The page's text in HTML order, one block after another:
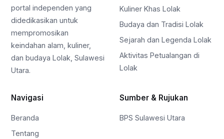
portal independen yang
didedikasikan untuk
mempromosikan
keindahan alam, kuliner,
dan budaya Lolak, Sulawesi
Utara.
Kuliner Khas Lolak
Budaya dan Tradisi Lolak
Sejarah dan Legenda Lolak
Aktivitas Petualangan di
Lolak
Navigasi
Beranda
Tentang
Sumber & Rujukan
BPS Sulawesi Utara